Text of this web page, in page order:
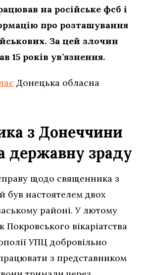
на російське фсб і
про розташування
За цей злочин
15 років ув’язнення.
Донецька обласна
з Донеччини
державну зраду
щодо священника з
був настоятелем двох
районі. У лютому
Покровського вікаріатства
УПЦ добровільно
з представником